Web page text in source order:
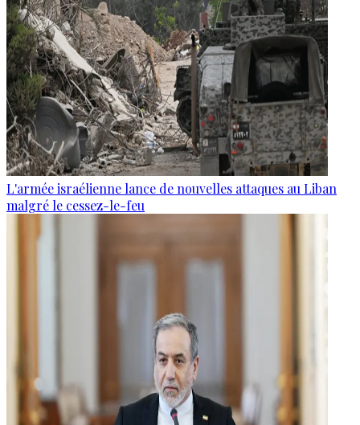
L'armée israélienne lance de nouvelles attaques au Liban
malgré le cessez-le-feu